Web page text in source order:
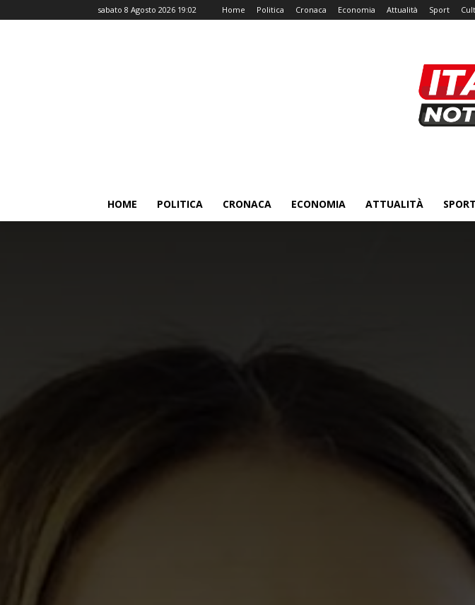
sabato 8 Agosto 2026 19:02 Home Politica Cronaca Economia Attualità Sport
HOME POLITICA CRONACA ECONOMIA ATTUALITÀ SPORT